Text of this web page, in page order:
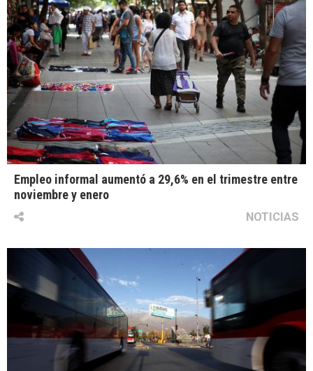
Empleo informal aumentó a 29,6% en el trimestre entre
noviembre y enero
NOTICIAS